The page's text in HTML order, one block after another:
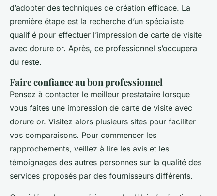
d’adopter des techniques de création efficace. La
première étape est la recherche d’un spécialiste
qualifié pour effectuer l’impression de carte de visite
avec dorure or. Après, ce professionnel s’occupera
du reste.
Faire confiance au bon professionnel
Pensez à contacter le meilleur prestataire lorsque
vous faites une impression de carte de visite avec
dorure or. Visitez alors plusieurs sites pour faciliter
vos comparaisons. Pour commencer les
rapprochements, veillez à lire les avis et les
témoignages des autres personnes sur la qualité des
services proposés par des fournisseurs différents.